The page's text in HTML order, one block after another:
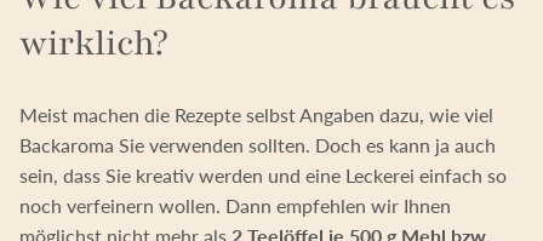
wirklich?
Meist machen die Rezepte selbst Angaben dazu, wie viel
Backaroma Sie verwenden sollten. Doch es kann ja auch
sein, dass Sie kreativ werden und eine Leckerei einfach so
noch verfeinern wollen. Dann empfehlen wir Ihnen
möglichst nicht mehr als 2 Teelöffel je 500 g Mehl bzw.